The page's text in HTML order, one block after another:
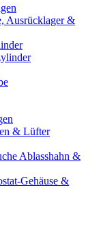
Ausrücklager &
& Lüfter
Ablasshahn &
Gehäuse &